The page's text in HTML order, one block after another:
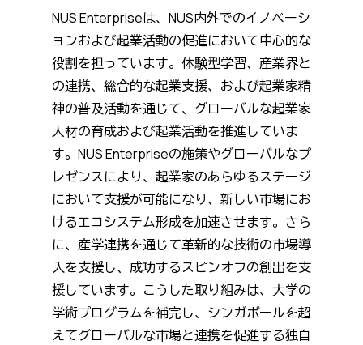
NUS Enterpriseは、NUS内外でのイノベーシ
ョンおよび起業活動の促進において中心的な
役割を担っています。体験型学習、産業界と
の連携、総合的な起業支援、および起業家精
神の普及活動を通じて、グローバルな起業家
人材の育成および起業活動を推進していま
す。NUS Enterpriseの施策やグローバルなプ
レゼンスにより、起業家のあらゆるステージ
において支援が可能になり、新しい市場にお
けるエコシステム形成を加速させます。さら
に、産学連携を通じて革新的な技術の市場導
入を支援し、成功するスピンオフの創出を支
援しています。こうした取り組みは、大学の
学術プログラムを補完し、シンガポールを超
えてグローバルな市場と連携を促進する独自